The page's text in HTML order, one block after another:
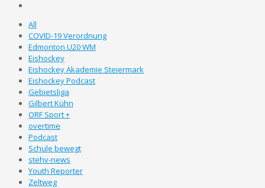
All
COVID-19 Verordnung
Edmonton U20 WM
Eishockey
Eishockey Akademie Steiermark
Eishockey Podcast
Gebietsliga
Gilbert Kühn
ORF Sport +
overtime
Podcast
Schule bewegt
stehv-news
Youth Reporter
Zeltweg